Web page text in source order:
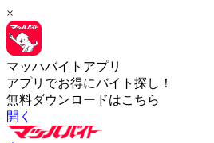
×
マッハバイトアプリ
アプリでお得にバイト探し！
無料ダウンロードはこちら
開く